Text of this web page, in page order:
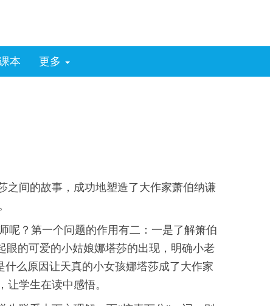
本 更多
之间的故事，成功地塑造了大作家萧伯纳谦
？第一个问题的作用有二：一是了解箫伯
眼的可爱的小姑娘娜塔莎的出现，明确小老
什么原因让天真的小女孩娜塔莎成了大作家
学生在读中感悟。